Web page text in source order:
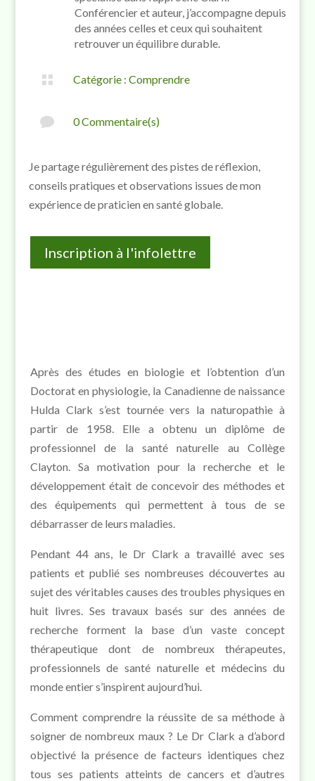
Conférencier et auteur, j’accompagne depuis
des années celles et ceux qui souhaitent
retrouver un équilibre durable.
 Catégorie : Comprendre
 0 Commentaire(s)
Je partage régulièrement des pistes de réflexion,
conseils pratiques et observations issues de mon
expérience de praticien en santé globale.
Inscription à l'infolettre
Après des études en biologie et l’obtention d’un
Doctorat en physiologie, la Canadienne de naissance
Hulda Clark s’est tournée vers la naturopathie à
partir de 1958. Elle a obtenu un diplôme de
professionnel de la santé naturelle au Collège
Clayton. Sa motivation pour la recherche et le
développement était de concevoir des méthodes et
des équipements qui permettent à tous de se
débarrasser de leurs maladies.
Pendant 44 ans, le Dr Clark a travaillé avec ses
patients et publié ses nombreuses découvertes au
sujet des véritables causes des troubles physiques en
huit livres. Ses travaux basés sur des années de
recherche forment la base d’un vaste concept
thérapeutique dont de nombreux thérapeutes,
professionnels de santé naturelle et médecins du
monde entier s’inspirent aujourd’hui.
Comment comprendre la réussite de sa méthode à
soigner de nombreux maux ? Le Dr Clark a d’abord
objectivé la présence de facteurs identiques chez
tous ses patients atteints de cancers et d’autres